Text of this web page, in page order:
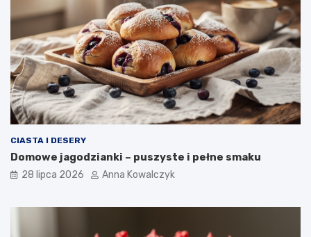
CIASTA I DESERY
Domowe jagodzianki – puszyste i pełne smaku
28 lipca 2026 Anna Kowalczyk